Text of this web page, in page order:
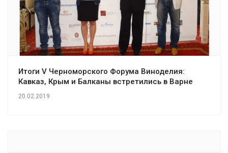
Итоги V Черноморского Форума Виноделия:
Кавказ, Крым и Балканы встретились в Варне
20.02.2019